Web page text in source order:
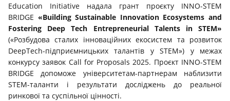
Education Initiative надала грант проєкту INNO-STEM
BRIDGE «Building Sustainable Innovation Ecosystems and
Fostering Deep Tech Entrepreneurial Talents in STEM»
(«Розбудова сталих інноваційних екосистем та розвиток
DeepTech-підприємницьких талантів у STEM») у межах
конкурсу заявок Call for Proposals 2025. Проєкт INNO-STEM
BRIDGE допоможе університетам-партнерам наблизити
STEM-таланти і результати досліджень до реальної
ринкової та суспільної цінності.